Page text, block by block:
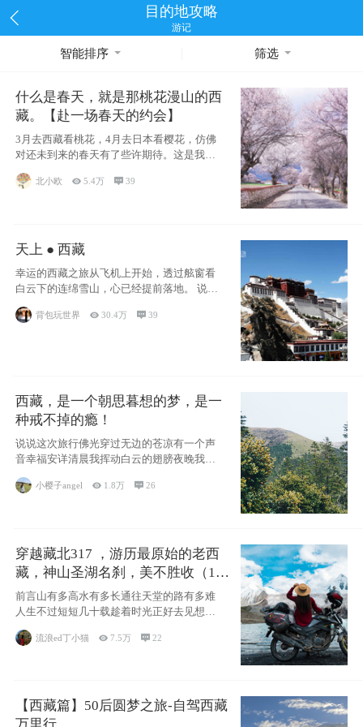
目的地攻略
游记
智能排序 筛选
什么是春天，就是那桃花漫山的西
藏。【赴一场春天的约会】
3月去西藏看桃花，4月去日本看樱花，仿佛
对还未到来的春天有了些许期待。这是我去
西藏前在备忘录里写下的话
北小欧  5.4万  39
天上 ● 西藏
幸运的西藏之旅从飞机上开始，透过舷窗看
白云下的连绵雪山，心已经提前落地。 说此
背包玩世界  30.4万  39
西藏，是一个朝思暮想的梦，是一
种戒不掉的瘾！
说说这次旅行佛光穿过无边的苍凉有一个声
音幸福安详清晨我挥动白云的翅膀夜晚我匍
匐在你的
小樱子angel  1.8万 26
穿越藏北317 ，游历最原始的老西
藏，神山圣湖名刹，美不胜收（11
天详细自驾攻略）
前言山有多高水有多长通往天堂的路有多难
人生不过短短几十载趁着时光正好去见想见
流浪ed丁小猫 7.5万 22
【西藏篇】50后圆梦之旅-自驾西藏